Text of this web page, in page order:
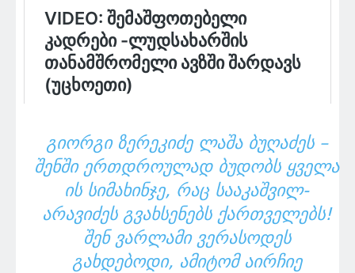
ᲒᲘᲝᲠᲒᲘ ᲖᲔᲠᲔᲙᲘᲫᲔ ᲚᲐᲨᲐ ᲑᲣᲦᲐᲫᲔᲡ –
ᲨᲔᲜᲨᲘ ᲔᲠᲗᲓᲠᲝᲣᲚᲐᲓ ᲑᲣᲓᲝᲑᲡ ᲧᲕᲔᲚᲐ
ᲘᲡ ᲡᲘᲛᲐᲮᲘᲜᲯᲔ, ᲠᲐᲪ ᲡᲐᲐᲙᲐᲨᲕᲘᲚ-
ᲐᲠᲐᲕᲘᲫᲔᲡ ᲒᲕᲐᲮᲡᲔᲜᲔᲑᲡ ᲥᲐᲠᲗᲕᲔᲚᲔᲑᲡ!
ᲨᲔᲜ ᲕᲐᲠᲚᲐᲛᲘ ᲕᲔᲠᲐᲡᲝᲓᲔᲡ
ᲒᲐᲮᲓᲔᲑᲝᲓᲘ, ᲐᲛᲘᲢᲝᲛ ᲐᲘᲠᲩᲘᲔ